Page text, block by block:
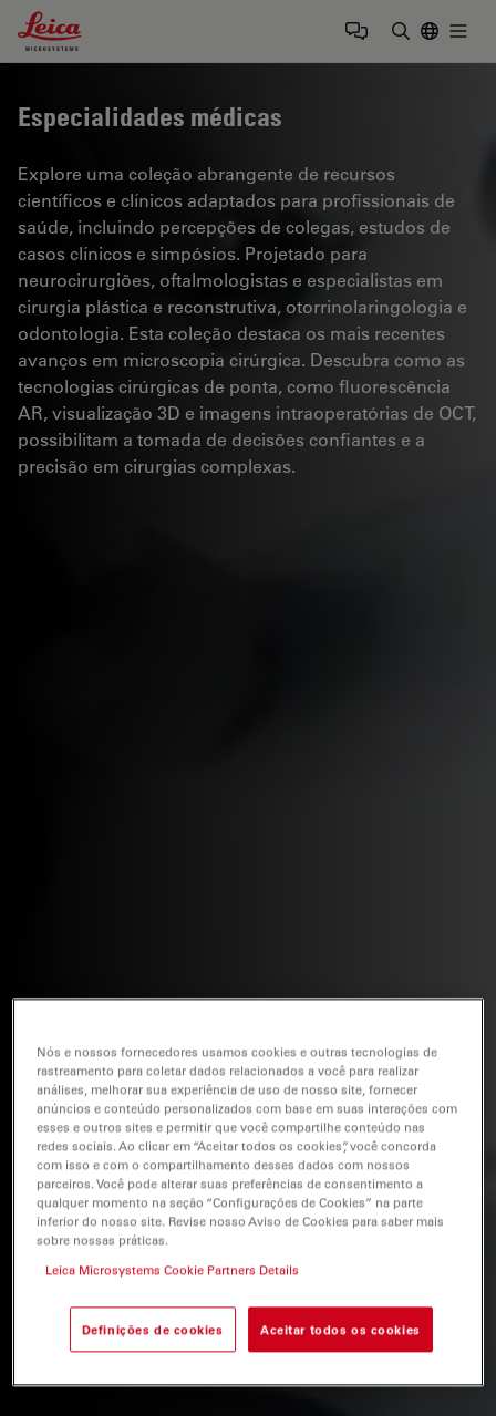
Leica Microsystems Logo
Especialidades médicas
Explore uma coleção abrangente de recursos
científicos e clínicos adaptados para profissionais de
saúde, incluindo percepções de colegas, estudos de
casos clínicos e simpósios. Projetado para
neurocirurgiões, oftalmologistas e especialistas em
cirurgia plástica e reconstrutiva, otorrinolaringologia e
odontologia. Esta coleção destaca os mais recentes
avanços em microscopia cirúrgica. Descubra como as
tecnologias cirúrgicas de ponta, como fluorescência
AR, visualização 3D e imagens intraoperatórias de OCT,
possibilitam a tomada de decisões confiantes e a
precisão em cirurgias complexas.
Nós e nossos fornecedores usamos cookies e outras tecnologias de
rastreamento para coletar dados relacionados a você para realizar
análises, melhorar sua experiência de uso de nosso site, fornecer
anúncios e conteúdo personalizados com base em suas interações com
esses e outros sites e permitir que você compartilhe conteúdo nas
redes sociais. Ao clicar em “Aceitar todos os cookies”, você concorda
com isso e com o compartilhamento desses dados com nossos
parceiros. Você pode alterar suas preferências de consentimento a
qualquer momento na seção “Configurações de Cookies” na parte
inferior do nosso site. Revise nosso Aviso de Cookies para saber mais
sobre nossas práticas.
Leica Microsystems Cookie Partners Details
Definições de cookies Aceitar todos os cookies